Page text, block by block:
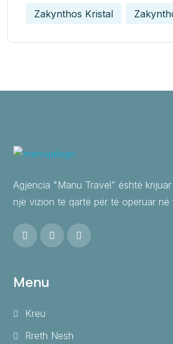
Zakynthos Kristal
Agjencia "Manu Travel” është
një vizion të qartë për të operuar në
Menu
Kreu
Rreth Nesh